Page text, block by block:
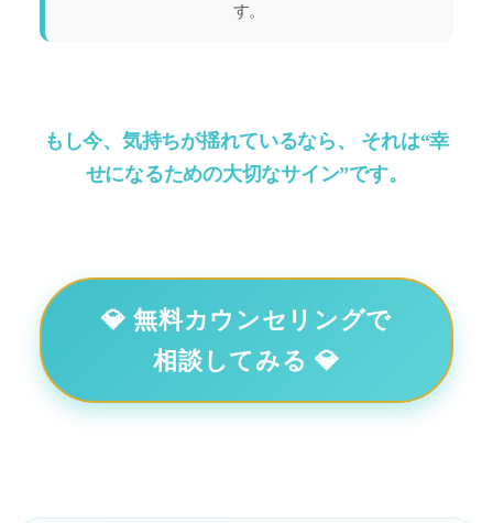
す。
もし今、気持ちが揺れているなら、 それは“幸
せになるための大切なサイン”です。
💎 無料カウンセリングで
相談してみる 💎